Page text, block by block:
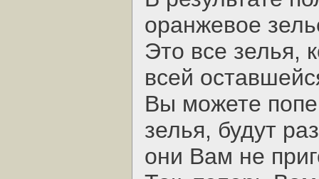
оранжевое
Это все зелья,
всей
Вы можете
зелья, будут
они Вам не